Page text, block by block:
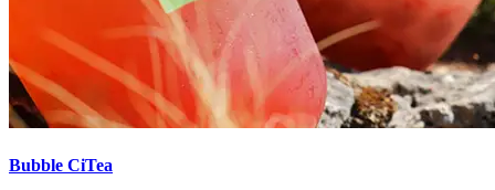
Bubble CiTea